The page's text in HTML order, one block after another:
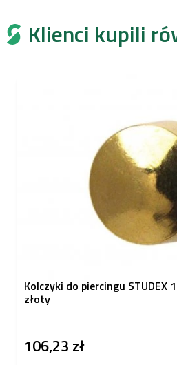
Klienci kupili
Kolczyki do piercingu STUDEX
złoty
106,23 zł